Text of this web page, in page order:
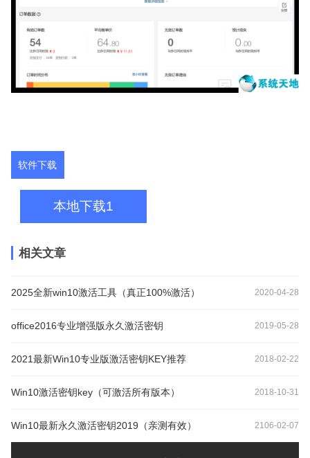
软件下载
本地下载1
相关文章
2025全新win10激活工具（真正100%激活） 2020-04-28
office2016专业增强版永久激活密钥 2019-05-28
2021最新Win10专业版激活密钥KEY推荐 2018-02-22
Win10激活密钥key（可激活所有版本） 2018-10-31
Win10最新永久激活密钥2019（亲测有效） 2106-02-07